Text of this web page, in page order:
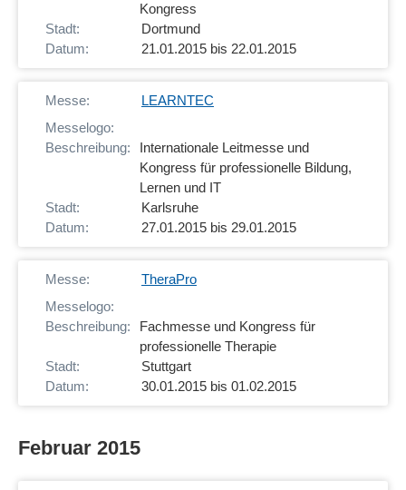
Kongress
Dortmund
21.01.2015 bis 22.01.2015
LEARNTEC
Internationale Leitmesse und
Kongress für professionelle Bildung,
Lernen und IT
Karlsruhe
27.01.2015 bis 29.01.2015
TheraPro
Fachmesse und Kongress für
professionelle Therapie
Stuttgart
30.01.2015 bis 01.02.2015
Februar 2015